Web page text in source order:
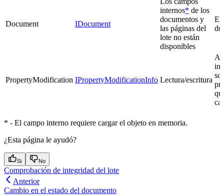
Document IDocument
internos* de los
documentos y
las páginas del
lote no están
disponibles
El
PropertyModification IPropertyModificationInfo Lectura/escritura
* - El campo interno requiere cargar el objeto en memoria.
¿Esta página le ayudó?
Si No
Comprobación de integridad del lote
Anterior
Cambio en el estado del documento